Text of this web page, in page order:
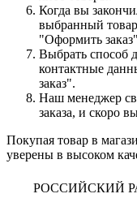
Когда вы
выбранный
"Оформить
Выбрать способ
контактные
заказ".
Наш менеджер
заказа, и скоро
Покупая товар в
уверены в высоком
РОССИЙСКИЙ